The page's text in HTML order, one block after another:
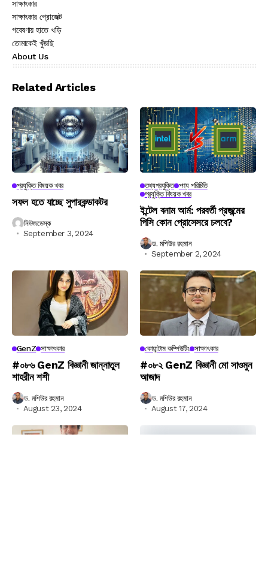
সাক্ষাৎকার
সাক্ষাৎকার প্রোজেক্ট
গবেষণায় হাতে খড়ি
তোমাকেই খুঁজছি
About Us
Related Articles
প্রযুক্তি বিষয়ক খবর
সফল হতে যাচ্ছে সুপারকন্ডাকটর
নিউজডেস্ক
September 3, 2024
তথ্যপ্রযুক্তি পণ্য পরিচিতি
প্রযুক্তি বিষয়ক খবর
ইন্টেল বনাম আর্ম: পরবর্তী প্রজন্মের
পিসি কোন প্রোসেসরে চলবে?
ড. মশিউর রহমান
September 2, 2024
GenZ সাক্ষাৎকার
#০৮৬ GenZ বিজ্ঞানী জান্নাতুল
শাহরীন শশী
ড. মশিউর রহমান
August 23, 2024
কোয়ান্টাম কম্পিউটিং সাক্ষাৎকার
#০৮২ GenZ বিজ্ঞানী মো সাওমুন
আজাদ
ড. মশিউর রহমান
August 17, 2024